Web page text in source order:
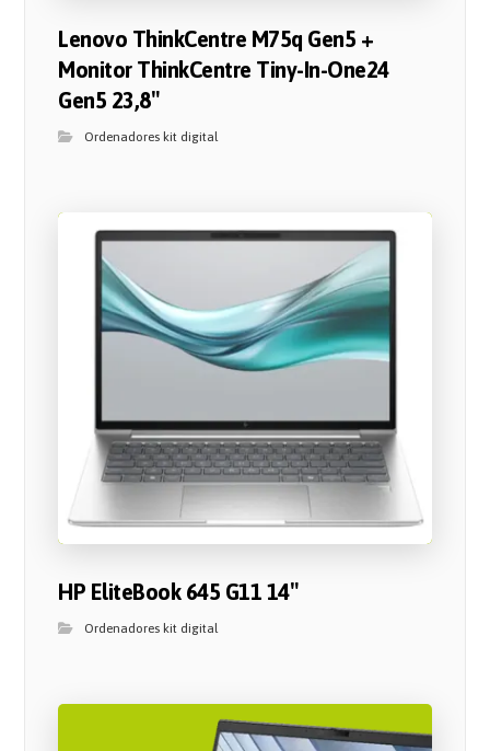
Lenovo ThinkCentre M75q Gen5 +
Monitor ThinkCentre Tiny-In-One24
Gen5 23,8″
Ordenadores kit digital
HP EliteBook 645 G11 14″
Ordenadores kit digital